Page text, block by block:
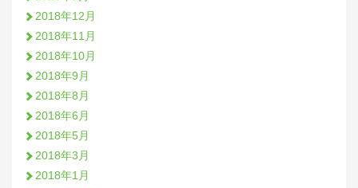
2018年12月
2018年11月
2018年10月
2018年9月
2018年8月
2018年6月
2018年5月
2018年3月
2018年1月